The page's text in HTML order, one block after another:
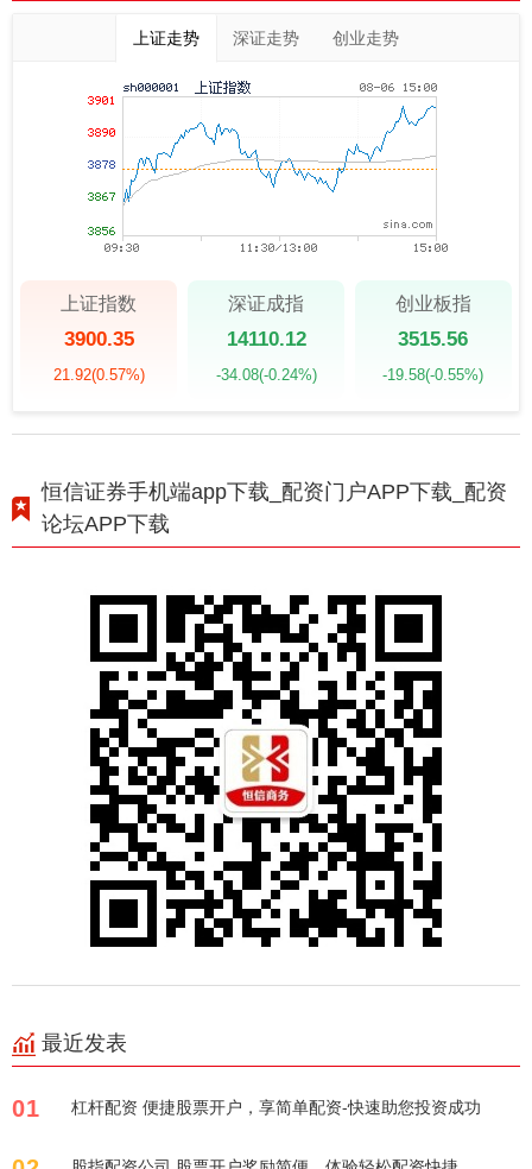
上证走势 深证走势 创业走势
上证指数
3900.35
21.92(0.57%)
深证成指
14110.12
-34.08(-0.24%)
创业板指
3515.56
-19.58(-0.55%)
恒信证券手机端app下载_配资门户APP下载_配资
论坛APP下载
最近发表
01 杠杆配资 便捷股票开户，享简单配资-快速助您投资成功